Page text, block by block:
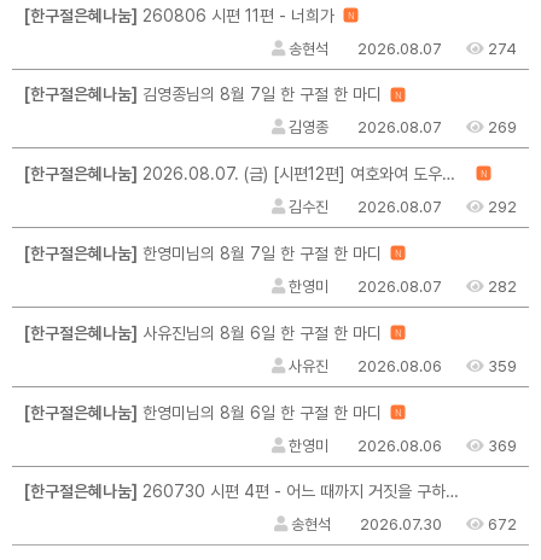
[한구절은혜나눔] 260806 시편 11편 - 너희가 N
송현석 2026.08.07 274
[한구절은혜나눔] 김영종님의 8월 7일 한 구절 한 마디 N
김영종 2026.08.07 269
[한구절은혜나눔] 2026.08.07. (금) [시편12편] 여호와여 도우소서 / 그 말씀이 나를 일으키십니다 N
김수진 2026.08.07 292
[한구절은혜나눔] 한영미님의 8월 7일 한 구절 한 마디 N
한영미 2026.08.07 282
[한구절은혜나눔] 사유진님의 8월 6일 한 구절 한 마디 N
사유진 2026.08.06 359
[한구절은혜나눔] 한영미님의 8월 6일 한 구절 한 마디 N
한영미 2026.08.06 369
[한구절은혜나눔] 260730 시편 4편 - 어느 때까지 거짓을 구하려는가
송현석 2026.07.30 672